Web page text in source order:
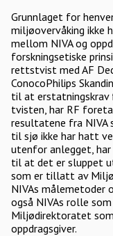
Grunnlaget for
miljøovervåking ikke
mellom NIVA og
forskningsetiske
rettstvist med AF
ConocoPhilips
til at erstatningskrav
tvisten, har RF
resultatene fra
til sjø ikke har hatt
utenfor anlegget,
til at det er sluppet
som er tillatt av
NIVAs målemetoder
også NIVAs rolle
Miljødirektoratet
oppdragsgiver.